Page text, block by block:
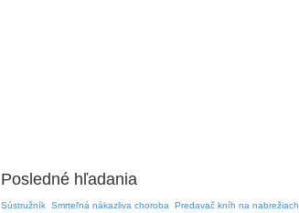
Posledné hľadania
Sústružník Smrteľná nákazliva choroba Predavač kníh na nabrežiach